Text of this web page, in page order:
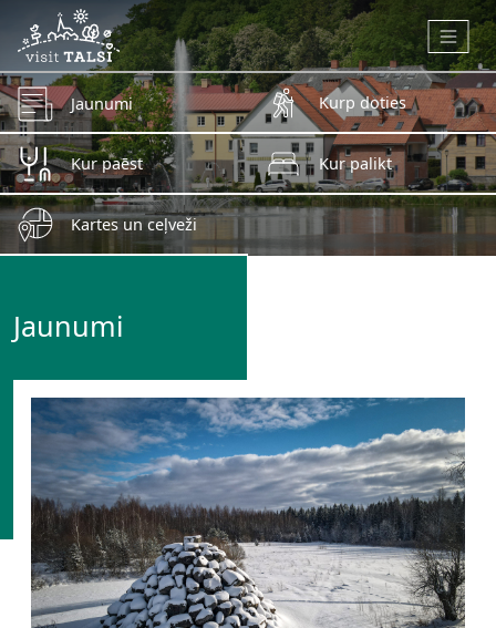
Skip to main content
Jaunumi Kurp doties
Kur paēst Kur palikt
Kartes un ceļveži
Jaunumi